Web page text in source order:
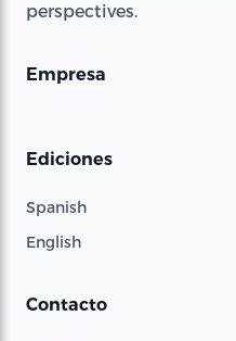
perspectives.
Empresa
Ediciones
Spanish
English
Contacto